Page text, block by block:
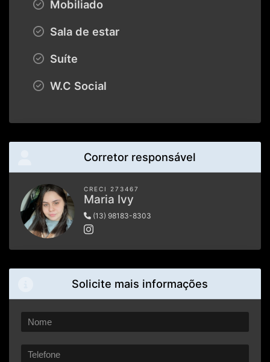
Mobiliado
Sala de estar
Suíte
W.C Social
Corretor responsável
CRECI 273467
Maria Ivy
(13) 98183-8303
Solicite mais informações